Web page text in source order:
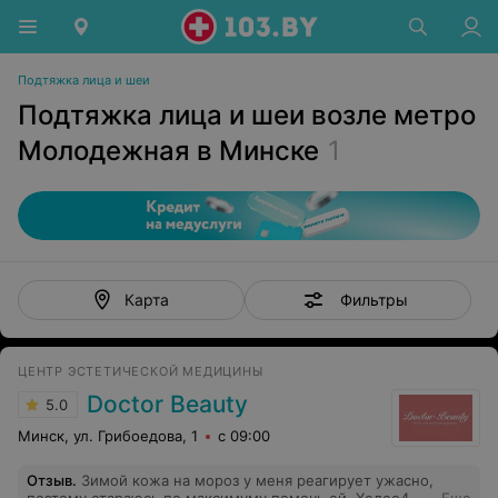
Подтяжка лица и шеи
Подтяжка лица и шеи возле метро
Молодежная в Минске 1
Карта Фильтры
ЦЕНТР ЭСТЕТИЧЕСКОЙ МЕДИЦИНЫ
5.0 Doctor Beauty
Минск, ул. Грибоедова, 1 с 09:00
Отзыв. Зимой кожа на мороз у меня реагирует ужасно,